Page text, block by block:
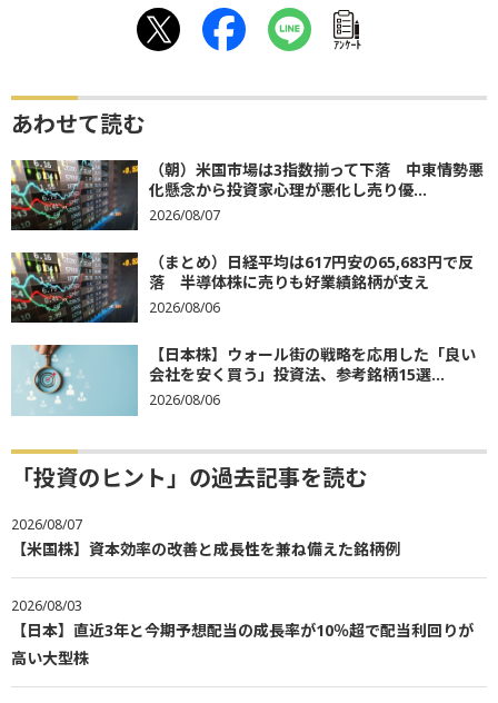
ｱﾝｹｰﾄ
あわせて読む
（朝）米国市場は3指数揃って下落 中東情勢悪
化懸念から投資家心理が悪化し売り優...
2026/08/07
（まとめ）日経平均は617円安の65,683円で反
落 半導体株に売りも好業績銘柄が支え
2026/08/06
【日本株】ウォール街の戦略を応用した「良い
会社を安く買う」投資法、参考銘柄15選...
2026/08/06
「投資のヒント」の過去記事を読む
2026/08/07
【米国株】資本効率の改善と成長性を兼ね備えた銘柄例
2026/08/03
【日本】直近3年と今期予想配当の成長率が10％超で配当利回りが
高い大型株